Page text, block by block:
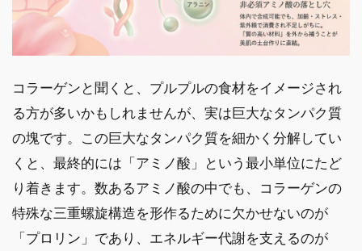
コラーゲンと聞くと、プルプルの食材をイメージされ
る方が多いかもしれませんが、実は巨大なタンパク質
の塊です。この巨大なタンパク質を細かく分解してい
くと、最終的には「アミノ酸」という最小単位にたど
り着きます。数あるアミノ酸の中でも、コラーゲンの
特殊な三重螺旋構造を形作るために欠かせないのが
「プロリン」であり、エネルギー代謝を支えるのが